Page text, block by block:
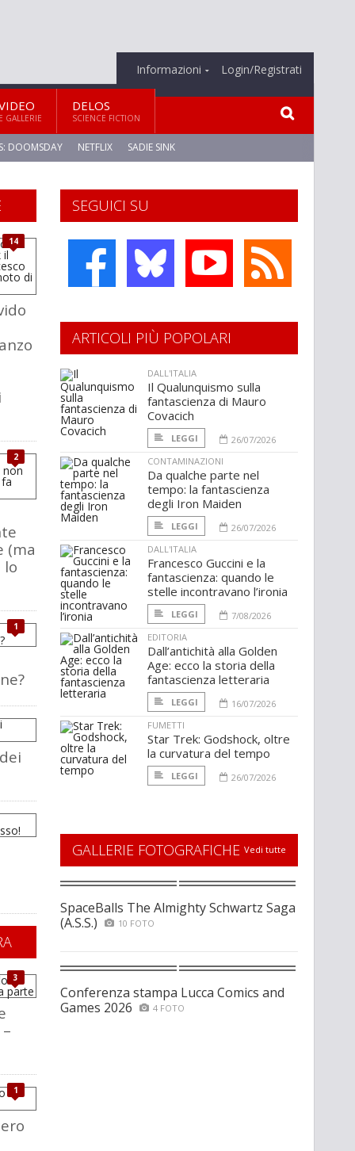
Informazioni Login/Registrati
E GALLERIE
DELOS
SCIENCE FICTION
DOOMSDAY NETFLIX SADIE SINK
SEGUICI SU
14
2
(ma
lo
1
3
1
ARTICOLI PIÙ POPOLARI
DALL'ITALIA
Il Qualunquismo sulla
fantascienza di Mauro
Covacich
LEGGI
26/07/2026
CONTAMINAZIONI
Da qualche parte nel
tempo: la fantascienza
degli Iron Maiden
LEGGI
26/07/2026
DALL'ITALIA
Francesco Guccini e la
fantascienza: quando le
stelle incontravano l’ironia
LEGGI
7/08/2026
EDITORIA
Dall’antichità alla Golden
Age: ecco la storia della
fantascienza letteraria
LEGGI
16/07/2026
FUMETTI
Star Trek: Godshock, oltre
la curvatura del tempo
LEGGI 26/07/2026
GALLERIE FOTOGRAFICHE Vedi tutte
SpaceBalls The Almighty Schwartz Saga
(A.S.S.)
10 FOTO
Conferenza stampa Lucca Comics and
Games 2026
4 FOTO